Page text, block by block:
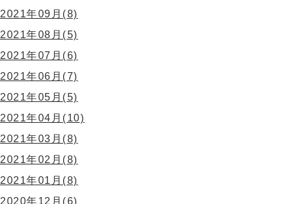
2021年09月(8)
2021年08月(5)
2021年07月(6)
2021年06月(7)
2021年05月(5)
2021年04月(10)
2021年03月(8)
2021年02月(8)
2021年01月(8)
2020年12月(6)